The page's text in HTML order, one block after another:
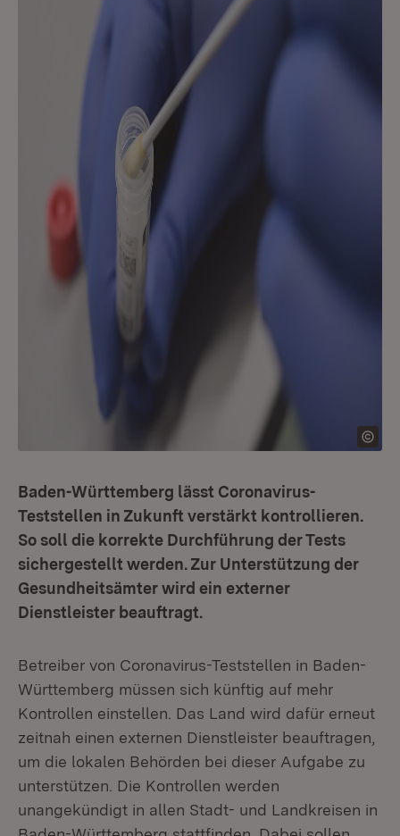
Baden-Württemberg lässt Coronavirus-
Teststellen in Zukunft verstärkt kontrollieren.
So soll die korrekte Durchführung der Tests
sichergestellt werden. Zur Unterstützung der
Gesundheitsämter wird ein externer
Dienstleister beauftragt.
Betreiber von Coronavirus-Teststellen in Baden-
Württemberg müssen sich künftig auf mehr
Kontrollen einstellen. Das Land wird dafür erneut
zeitnah einen externen Dienstleister beauftragen,
um die lokalen Behörden bei dieser Aufgabe zu
unterstützen. Die Kontrollen werden
unangekündigt in allen Stadt- und Landkreisen in